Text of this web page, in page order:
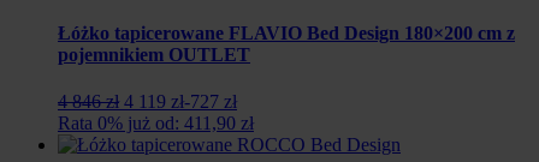
Łóżko tapicerowane FLAVIO Bed Design 180×200 cm z
pojemnikiem OUTLET
4 846 zł Pierwotna
cena
wynosiła:
4 119 złAktualna
cena
wynosi:
-727 zł
Rata 0% już od: 411,90 zł